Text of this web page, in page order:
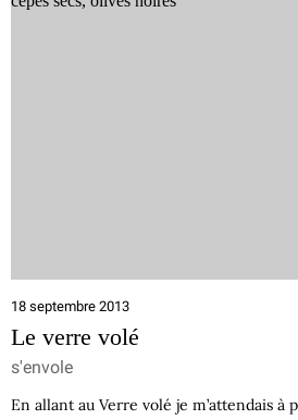
18 septembre 2013
Le verre volé
s'envole
En allant au Verre volé je m’attendais à